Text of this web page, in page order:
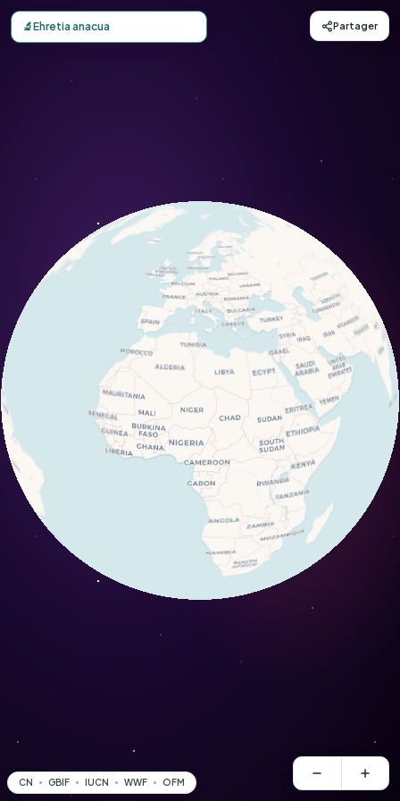
Carte d'observation du Ehretia anacua (Ehretia anacua) -
🔬Ehretia anacua Partager
CN GBIF IUCN WWF OFM